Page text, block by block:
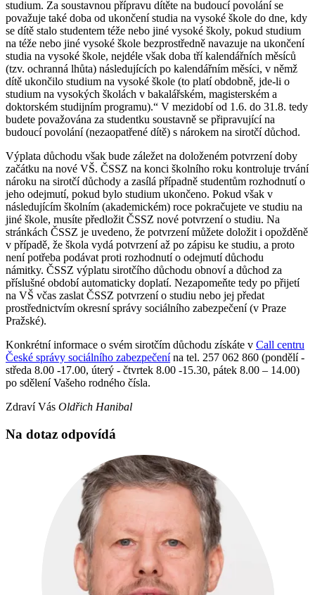
studium. Za soustavnou přípravu dítěte na budoucí povolání se
považuje také doba od ukončení studia na vysoké škole do dne, kdy
se dítě stalo studentem téže nebo jiné vysoké školy, pokud studium
na téže nebo jiné vysoké škole bezprostředně navazuje na ukončení
studia na vysoké škole, nejdéle však doba tří kalendářních měsíců
(tzv. ochranná lhůta) následujících po kalendářním měsíci, v němž
dítě ukončilo studium na vysoké škole (to platí obdobně, jde-li o
studium na vysokých školách v bakalářském, magisterském a
doktorském studijním programu).“ V mezidobí od 1.6. do 31.8. tedy
budete považována za studentku soustavně se připravující na
budoucí povolání (nezaopatřené dítě) s nárokem na sirotčí důchod.
Výplata důchodu však bude záležet na doloženém potvrzení doby
začátku na nové VŠ. ČSSZ na konci školního roku kontroluje trvání
nároku na sirotčí důchody a zasílá případně studentům rozhodnutí o
jeho odejmutí, pokud bylo studium ukončeno. Pokud však v
následujícím školním (akademickém) roce pokračujete ve studiu na
jiné škole, musíte předložit ČSSZ nové potvrzení o studiu. Na
stránkách ČSSZ je uvedeno, že potvrzení můžete doložit i opožděně
v případě, že škola vydá potvrzení až po zápisu ke studiu, a proto
není potřeba podávat proti rozhodnutí o odejmutí důchodu
námitky. ČSSZ výplatu sirotčího důchodu obnoví a důchod za
příslušné období automaticky doplatí. Nezapomeňte tedy po přijetí
na VŠ včas zaslat ČSSZ potvrzení o studiu nebo jej předat
prostřednictvím okresní správy sociálního zabezpečení (v Praze
Pražské).
Konkrétní informace o svém sirotčím důchodu získáte v Call centru
České správy sociálního zabezpečenína tel. 257 062 860 (pondělí -
středa 8.00 -17.00, úterý - čtvrtek 8.00 -15.30, pátek 8.00 – 14.00)
po sdělení Vašeho rodného čísla.
Zdraví Vás Oldřich Hanibal
Na dotaz odpovídá